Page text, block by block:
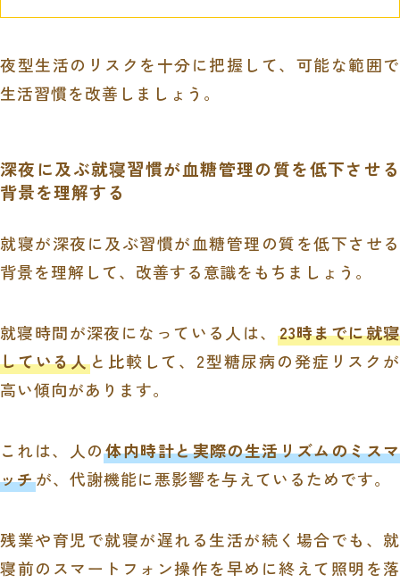
夜型生活のリスクを十分に把握して、可能な範囲で
生活習慣を改善しましょう。
深夜に及ぶ就寝習慣が血糖管理の質を低下させる
背景を理解する
就寝が深夜に及ぶ習慣が血糖管理の質を低下させる
背景を理解して、改善する意識をもちましょう。
就寝時間が深夜になっている人は、 23時までに就寝
している人と比較して、2型糖尿病の発症リスクが
高い傾向があります。
これは、人の体内時計と実際の生活リズムのミスマ
ッチが、代謝機能に悪影響を与えているためです。
残業や育児で就寝が遅れる生活が続く場合でも、就
寝前のスマートフォン操作を早めに終えて照明を落